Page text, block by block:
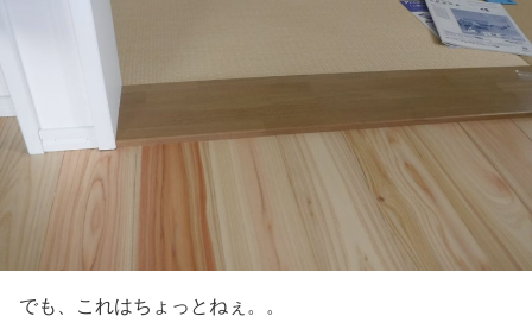
でも、これはちょっとねぇ。。